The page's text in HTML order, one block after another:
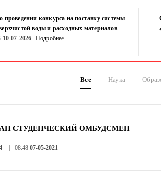
проведении конкурса на поставку системы
воды и расходных материалов
10-07-2026 Подробнее
Все Наука
СТУДЕНЧЕСКИЙ ОМБУДСМЕН
08:48 07-05-2021